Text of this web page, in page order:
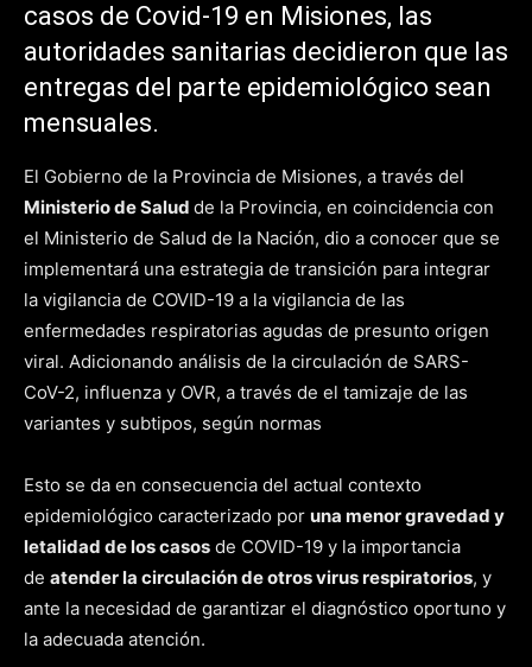
casos de Covid-19 en Misiones, las
autoridades sanitarias decidieron que las
entregas del parte epidemiológico sean
mensuales.
El Gobierno de la Provincia de Misiones, a través del
Ministerio de Salud de la Provincia, en coincidencia con
el Ministerio de Salud de la Nación, dio a conocer que se
implementará una estrategia de transición para integrar
la vigilancia de COVID-19 a la vigilancia de las
enfermedades respiratorias agudas de presunto origen
viral. Adicionando análisis de la circulación de SARS-
CoV-2, influenza y OVR, a través de el tamizaje de las
variantes y subtipos, según normas
Esto se da en consecuencia del actual contexto
epidemiológico caracterizado por una menor gravedad y
letalidad de los casos de COVID-19 y la importancia
de atender la circulación de otros virus respiratorios, y
ante la necesidad de garantizar el diagnóstico oportuno y
la adecuada atención.